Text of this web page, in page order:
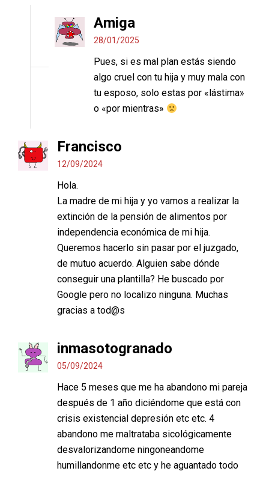
Amiga
28/01/2025
Pues, si es mal plan estás siendo
algo cruel con tu hija y muy mala con
tu esposo, solo estas por «lástima»
o «por mientras»
Francisco
12/09/2024
Hola.
La madre de mi hija y yo vamos a realizar la
extinción de la pensión de alimentos por
independencia económica de mi hija.
Queremos hacerlo sin pasar por el juzgado,
de mutuo acuerdo. Alguien sabe dónde
conseguir una plantilla? He buscado por
Google pero no localizo ninguna. Muchas
gracias a tod@s
inmasotogranado
05/09/2024
Hace 5 meses que me ha abandono mi pareja
después de 1 año diciéndome que está con
crisis existencial depresión etc etc. 4
abandono me maltrataba sicológicamente
desvalorizandome ningoneandome
humillandonme etc etc y he aguantado todo